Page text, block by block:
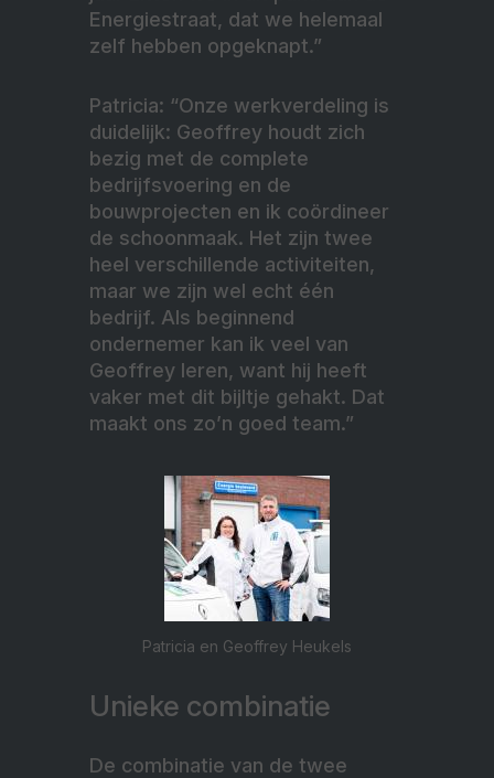
Energiestraat, dat we helemaal
zelf hebben opgeknapt.”
Patricia: “Onze werkverdeling is
duidelijk: Geoffrey houdt zich
bezig met de complete
bedrijfsvoering en de
bouwprojecten en ik coördineer
de schoonmaak. Het zijn twee
heel verschillende activiteiten,
maar we zijn wel echt één
bedrijf. Als beginnend
ondernemer kan ik veel van
Geoffrey leren, want hij heeft
vaker met dit bijltje gehakt. Dat
maakt ons zo’n goed team.”
Patricia en Geoffrey Heukels
Unieke combinatie
De combinatie van de twee